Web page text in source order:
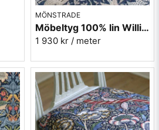
MÖNSTRADE
Möbeltyg 100% lin William Morris - Wandle - blue/stone
1 930 kr / meter